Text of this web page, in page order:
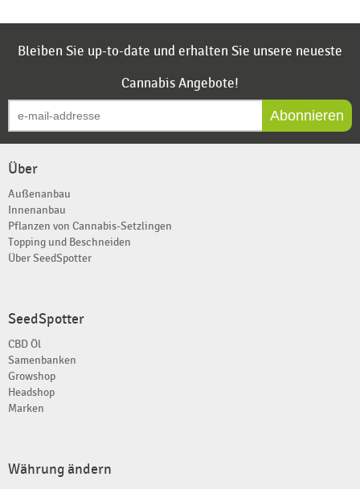
Bleiben Sie up-to-date und erhalten Sie unsere neueste
Cannabis Angebote!
Abonnieren
Über
Außenanbau
Innenanbau
Pflanzen von Cannabis-Setzlingen
Topping und Beschneiden
Über SeedSpotter
SeedSpotter
CBD Öl
Samenbanken
Growshop
Headshop
Marken
Währung ändern